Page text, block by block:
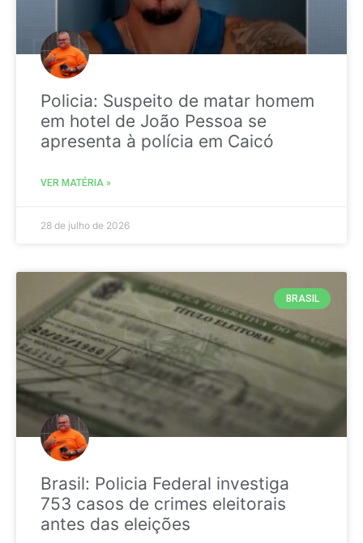
Policia: Suspeito de matar homem
em hotel de João Pessoa se
apresenta à polícia em Caicó
VER MATÉRIA »
28 de julho de 2026
BRASIL
Brasil: Policia Federal investiga
753 casos de crimes eleitorais
antes das eleições